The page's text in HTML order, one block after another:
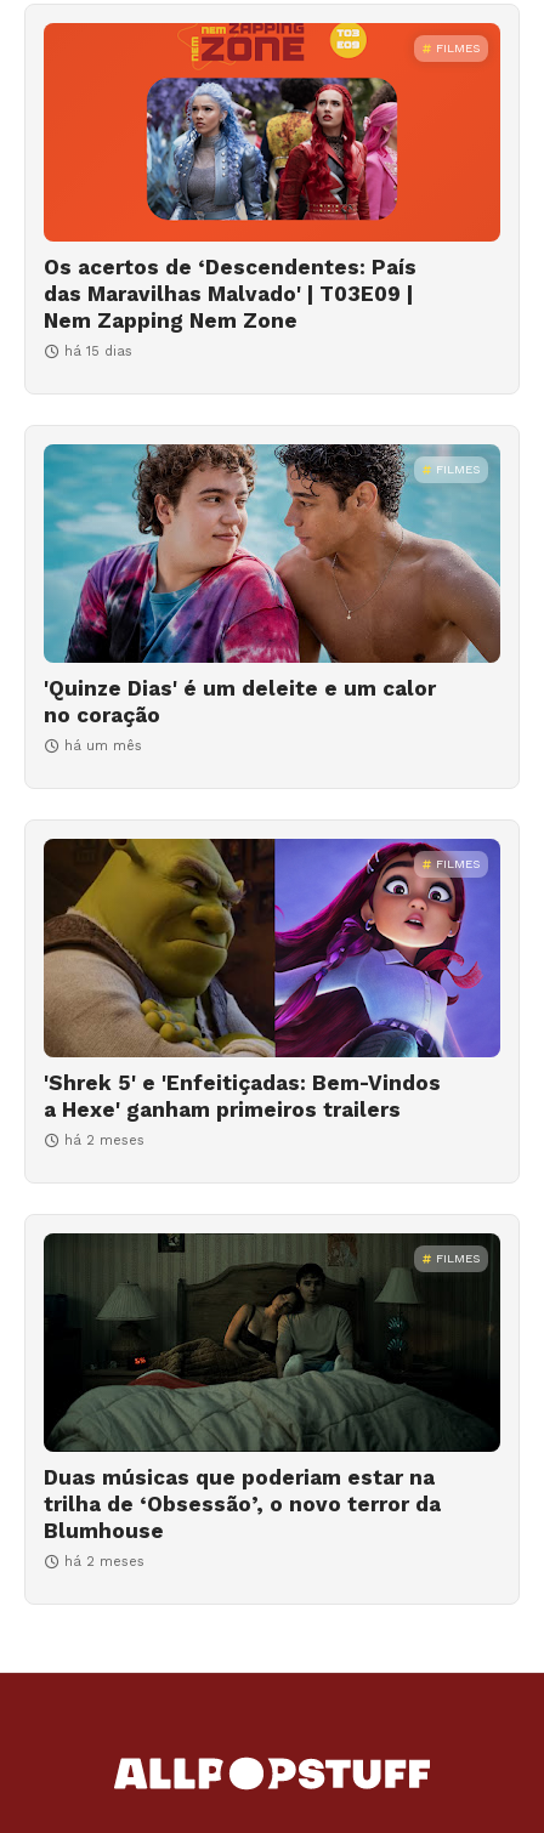
FILMES
Os acertos de ‘Descendentes: País
das Maravilhas Malvado' | T03E09 |
Nem Zapping Nem Zone
há 15 dias
FILMES
'Quinze Dias' é um deleite e um calor
no coração
há um mês
FILMES
'Shrek 5' e 'Enfeitiçadas: Bem-Vindos
a Hexe' ganham primeiros trailers
há 2 meses
FILMES
Duas músicas que poderiam estar na
trilha de ‘Obsessão’, o novo terror da
Blumhouse
há 2 meses